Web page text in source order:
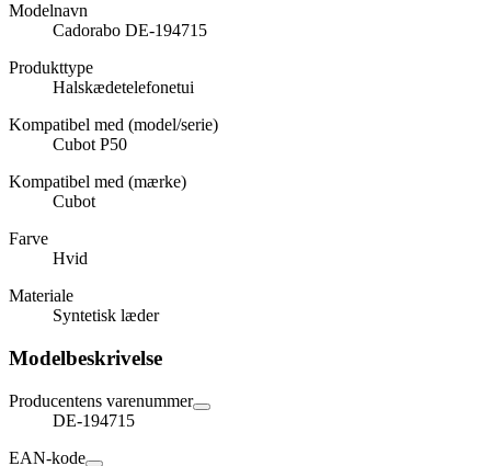
Modelnavn
Cadorabo DE-194715
Produkttype
Halskædetelefonetui
Kompatibel med (model/serie)
Cubot P50
Kompatibel med (mærke)
Cubot
Farve
Hvid
Materiale
Syntetisk læder
Modelbeskrivelse
Producentens varenummer
DE-194715
EAN-kode